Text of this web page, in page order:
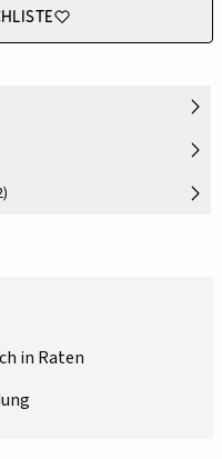
in Raten